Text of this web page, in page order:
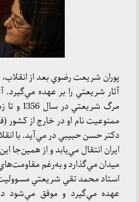
پوران شريعت رضوي بعد از
آثار شريعتي را بر عهده
مرگ
ممنوعيت نام او در خارج از كشور
دكتر حسن حبيبي در مي‌آيد. با
ايران انتقال مي‌يابد و از همين‌جا
ميدان مي‌گذارد و به‌رغم مقاومت‌هاي
استاد محمد تقي شريعتي مسووليت
عهده مي‌گيرد و موفق مي‌شود